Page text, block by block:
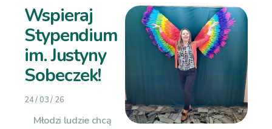
Wspieraj
Stypendium
im. Justyny
Sobeczek!
24 / 03 / 26
Młodzi ludzie chcą